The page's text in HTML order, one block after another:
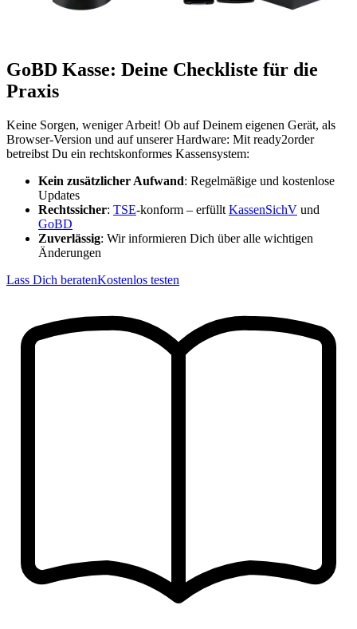
GoBD Kasse: Deine Checkliste für die
Praxis
Keine Sorgen, weniger Arbeit! Ob auf Deinem eigenen Gerät, als
Browser-Version und auf unserer Hardware: Mit ready2order
betreibst Du ein rechtskonformes Kassensystem:
Kein zusätzlicher Aufwand: Regelmäßige und kostenlose
Updates
Rechtssicher: TSE-konform – erfüllt KassenSichV und
GoBD
Zuverlässig: Wir informieren Dich über alle wichtigen
Änderungen
Lass Dich beratenKostenlos testen